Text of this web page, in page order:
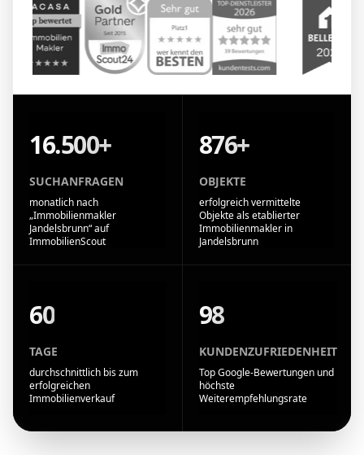
16.500+
SUCHANFRAGEN
monatlich nach
„Immobilienmakler
Jandelsbrunn“ auf
ImmobilienScout
876+
OBJEKTE
erfolgreich vermittelte
Objekte als etablierter
Immobilienmakler in
Jandelsbrunn
60
TAGE
durchschnittlich bis zum
erfolgreichen
Immobilienverkauf
98
KUNDENZUFRIEDENHEIT
Top Google-Bewertungen und
höchste
Weiterempfehlungsrate